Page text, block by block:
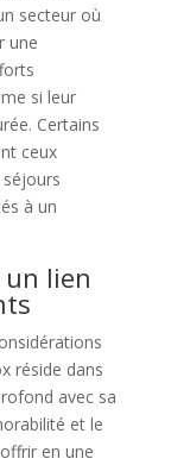
secteur où
une
si leur
Certains
ceux
à un
lien
réside dans
avec sa
et le
en une